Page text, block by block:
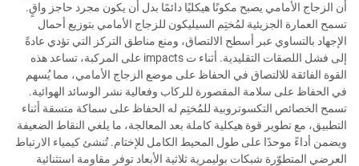
أن الزجاج الأمامي يصبح مكونًا هيكليًا دائمًا بدل أن يكون مجرد حاجز واقٍ.
تسمح العمارة الجزيئية لمُختِم السيليكون للزجاج الأمامي بتوزيع أحمال
الإجهاد بالتساوي عبر أسطح الالتصاق، ومنع مناطق التركز التي تؤدي عادةً
إلى فشل اللصقات التقليدية. أثناء ت impacts على المركبة، تساعد هذه
القوة الفائقة للالتصاق في الحفاظ على موضع الزجاج الأمامي، مما يُسهم
في الحفاظ على سلامة المقصورة للركاب وفعالية نشر الوسائد الهوائية.
تسمح الخصائص التكسوتروبية للمُختِم له الحفاظ على سماكة متسقة أثناء
التطبيق، مع تطوير قوة هيكلية كاملة بعد المعالجة، ما يلغي النقاط الضعيفة
ويضمن أداءً موحدًا على طول المحيط الكامل للإختام. تُنشئ كيمياء الارتباط
العرضي المتطوّرة شبكات بوليمرية ثلاثية الأبعاد توفر مقاومة استثنائية